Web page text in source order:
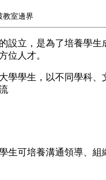
教室邊界
設立，是為了培養學
位人才。
學學生，以不同學科、
生可培養溝通領導、組